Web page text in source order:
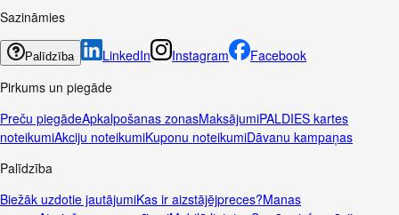
Sazināmies
Palīdzība LinkedIn Instagram
Facebook
Pirkums un piegāde
Preču piegādeApkalpošanas zonasMaksājumiPALDIES kartes
noteikumiAkciju noteikumiKuponu noteikumiDāvanu kampaņas
Palīdzība
Biežāk uzdotie jautājumiKas ir aizstājējpreces?Manas